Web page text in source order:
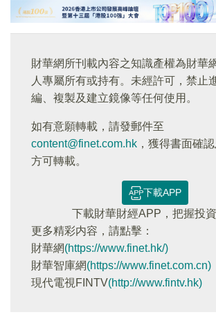
財華網所刊載內容之知識產權為財華
人專屬所有或持有。未經許可，禁止
編、複製及建立鏡像等任何使用。
如有意願轉載，請發郵件至
content@finet.com.hk ，獲得書面確
方可轉載。
下載APP
下載財華財經APP，把握投
更多精彩内容，請點擊：
財華網(https://www.finet.hk/)
財華智庫網(https://www.finet.com.cn)
現代電視FINTV(http://www.fintv.hk)